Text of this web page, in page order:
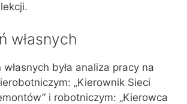
własnych
była analiza pracy na
„Kierownik Sieci
i robotniczym: „Kierowca